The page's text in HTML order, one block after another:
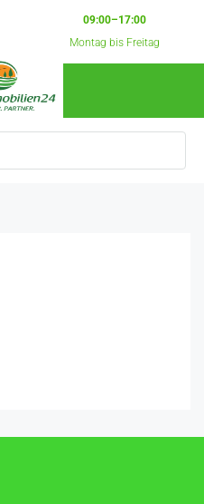
09:00–17:00
Montag bis Freitag